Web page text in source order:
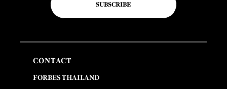
SUBSCRIBE
CONTACT
FORBES THAILAND